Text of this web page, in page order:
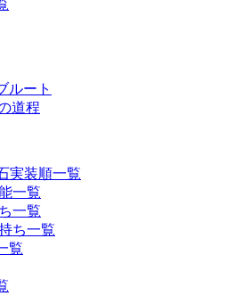
ルート
道程
実装順一覧
一覧
一覧
ち一覧
覧